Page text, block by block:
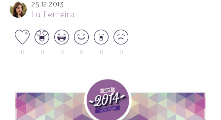
25.12.2013
Lu Ferreira
0 0 0 0 0 0